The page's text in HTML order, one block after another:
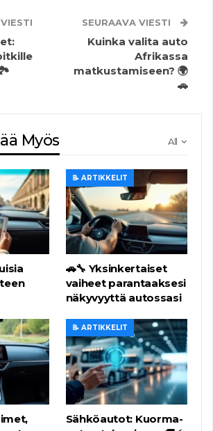
SEURAAVA VIESTI
Kuinka valita auto
Afrikassa
matkustamiseen? 🌍
🚗
All
Myös
📝 ARTIKKELIT
🚗🔧 Yksinkertaiset
vaiheet parantaaksesi
näkyvyyttä autossasi
📝 ARTIKKELIT
Sähköautot: Kuorma-